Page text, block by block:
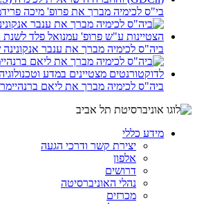
בי"ס לכימיה מברך את פרופ' מיכה
ביה"ס לכימיה מברך את ענבר
ביה"ס לכימיה מברך את ליאם ברנהיימר
מידע כללי
יצירת קשר ודרכי הגעה
אלפון
דרושים
נהלי האוניברסיטה
מכרזים